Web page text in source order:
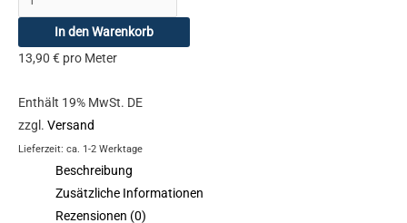
In den Warenkorb
13,90 € pro Meter
Enthält 19% MwSt. DE
zzgl. Versand
Lieferzeit: ca. 1-2 Werktage
Beschreibung
Zusätzliche Informationen
Rezensionen (0)